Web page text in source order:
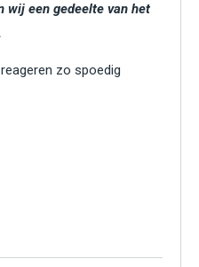
wij een gedeelte van het
zo spoedig